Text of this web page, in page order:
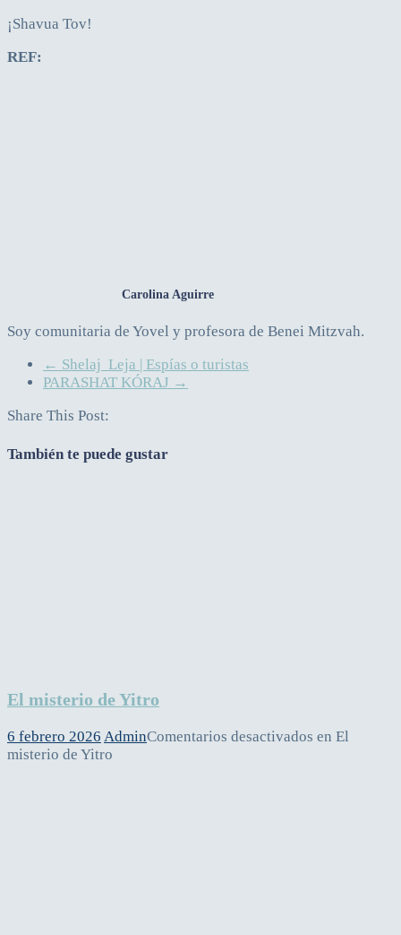
¡Shavua Tov!
REF:
Carolina Aguirre
Soy comunitaria de Yovel y profesora de Benei Mitzvah.
← Shelaj Leja | Espías o turistas
PARASHAT KÓRAJ →
Share This Post:
También te puede gustar
El misterio de Yitro
6 febrero 2026 AdminComentarios desactivados en El
misterio de Yitro